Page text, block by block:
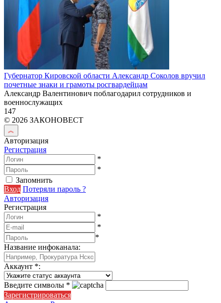
Губернатор Кировской области Александр Соколов вручил
почетные знаки и грамоты росгвардейцам
Александр Валентинович поблагодарил сотрудников и
военнослужащих
147
© 2026 ЗАКОНОВЕСТ
Авторизация
Регистрация
*
*
Запомнить
Вход Потеряли пароль ?
Авторизация
Регистрация
*
*
*
Название инфоканала:
Аккаунт *:
Введите символы *
Зарегистрироваться